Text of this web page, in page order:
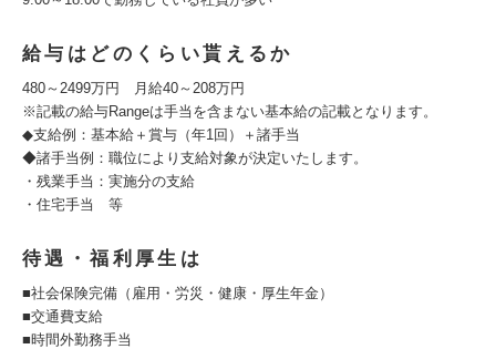
給与はどのくらい貰えるか
480～2499万円 月給40～208万円
※記載の給与Rangeは手当を含まない基本給の記載となります。
◆支給例：基本給＋賞与（年1回）＋諸手当
◆諸手当例：職位により支給対象が決定いたします。
・残業手当：実施分の支給
・住宅手当 等
待遇・福利厚生は
■社会保険完備（雇用・労災・健康・厚生年金）
■交通費支給
■時間外勤務手当